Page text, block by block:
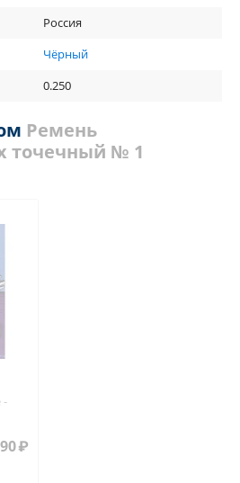
Россия
Чёрный
0.250
Ремень
точечный № 1
-
₽